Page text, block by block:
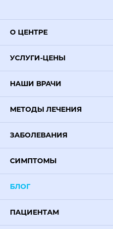
О ЦЕНТРЕ
УСЛУГИ-ЦЕНЫ
НАШИ ВРАЧИ
МЕТОДЫ ЛЕЧЕНИЯ
ЗАБОЛЕВАНИЯ
СИМПТОМЫ
БЛОГ
ПАЦИЕНТАМ